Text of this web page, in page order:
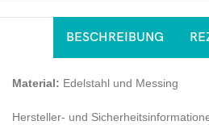
BESCHREIBUNG
Material: Edelstahl und Messing
Hersteller- und